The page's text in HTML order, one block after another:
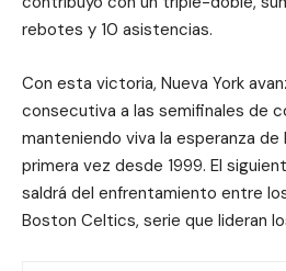
rebotes y 10 asistencias.
Con esta victoria, Nueva York
consecutiva a las semifinales de
manteniendo viva la esperanza de
primera vez desde 1999. El
saldrá del enfrentamiento entre
Boston Celtics, serie que lideran